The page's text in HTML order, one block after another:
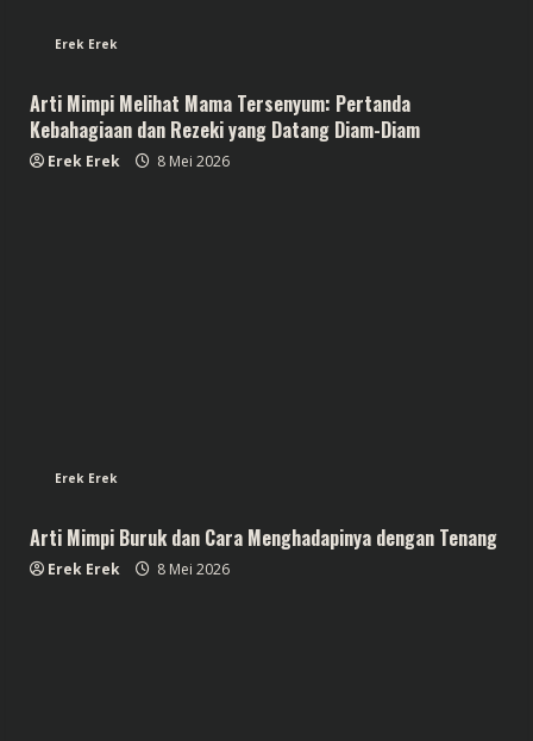
Erek Erek
Arti Mimpi Melihat Mama Tersenyum: Pertanda
Kebahagiaan dan Rezeki yang Datang Diam-Diam
Erek Erek 8 Mei 2026
Erek Erek
Arti Mimpi Buruk dan Cara Menghadapinya dengan Tenang
Erek Erek 8 Mei 2026